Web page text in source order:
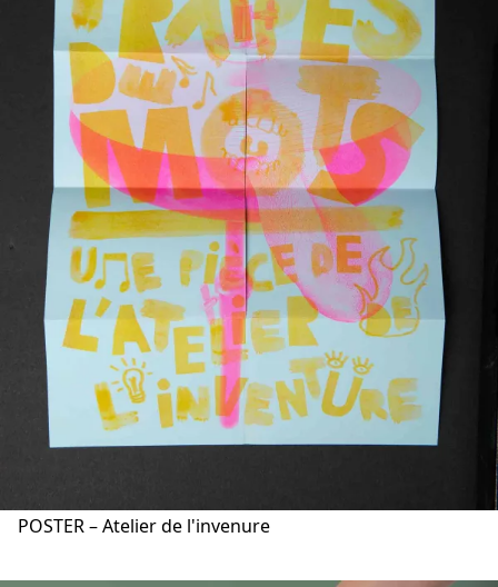
POSTER – Atelier de l'invenure